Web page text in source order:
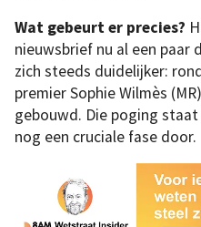
Wat gebeurt er precies?
nieuwsbrief nu al een
zich steeds duidelijker:
premier Sophie Wilmès
gebouwd. Die poging
nog een cruciale fase door.